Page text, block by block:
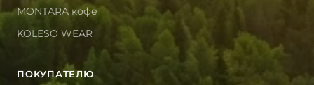
MONTARA кофе
KOLESO WEAR
ПОКУПАТЕЛЮ